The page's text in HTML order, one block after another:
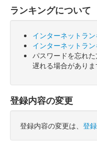
ランキングについて
インターネットラ
インターネットラ
パスワードを忘れた
遅れる場合がありま
登録内容の変更
登録内容の変更は、 登